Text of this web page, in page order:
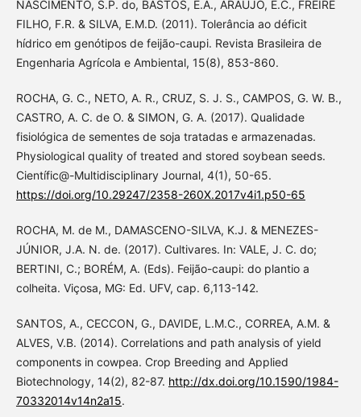
NASCIMENTO, S.P. do, BASTOS, E.A., ARAÚJO, E.C., FREIRE
FILHO, F.R. & SILVA, E.M.D. (2011). Tolerância ao déficit
hídrico em genótipos de feijão-caupi. Revista Brasileira de
Engenharia Agrícola e Ambiental, 15(8), 853-860.
ROCHA, G. C., NETO, A. R., CRUZ, S. J. S., CAMPOS, G. W. B.,
CASTRO, A. C. de O. & SIMON, G. A. (2017). Qualidade
fisiológica de sementes de soja tratadas e armazenadas.
Physiological quality of treated and stored soybean seeds.
Científic@-Multidisciplinary Journal, 4(1), 50-65.
https://doi.org/10.29247/2358-260X.2017v4i1.p50-65
ROCHA, M. de M., DAMASCENO-SILVA, K.J. & MENEZES-
JÚNIOR, J.A. N. de. (2017). Cultivares. In: VALE, J. C. do;
BERTINI, C.; BORÉM, A. (Eds). Feijão-caupi: do plantio a
colheita. Viçosa, MG: Ed. UFV, cap. 6,113-142.
SANTOS, A., CECCON, G., DAVIDE, L.M.C., CORREA, A.M. &
ALVES, V.B. (2014). Correlations and path analysis of yield
components in cowpea. Crop Breeding and Applied
Biotechnology, 14(2), 82-87. http://dx.doi.org/10.1590/1984-
70332014v14n2a15.